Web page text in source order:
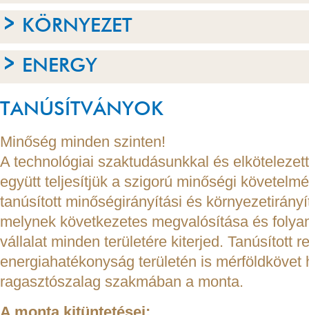
KÖRNYEZET
ENERGY
TANÚSÍTVÁNYOK
Minőség minden szinten!
A technológiai szaktudásunkkal és
együtt teljesítjük a szigorú minőségi
tanúsított minőségirányítási és
melynek következetes megvalósítása és
vállalat minden területére kiterjed. Tanúsított
energiahatékonyság területén is mérföldkövet
ragasztószalag szakmában a monta.